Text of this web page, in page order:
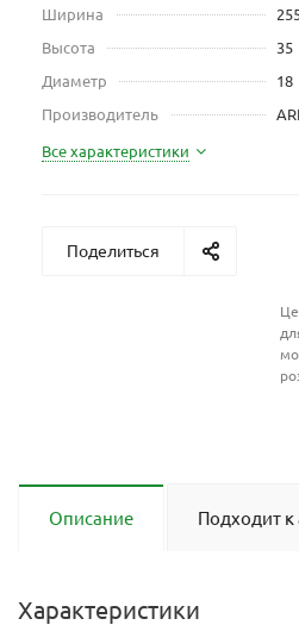
Ширина
Высота
35
Диаметр
18
Производитель
Все характеристики
Поделиться
Описание Подходит к
Характеристики